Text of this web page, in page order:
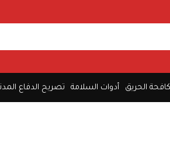
الحريق أدوات السلامة تصريح الدفاع